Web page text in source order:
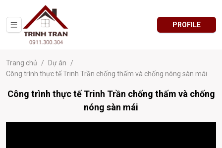
PROFILE
Trang chủ / Dự án
/
Công trình thực tế Trinh Trần chống thấm và chống nóng sàn mái
Công trình thực tế Trinh Trần chống thấm và chống
nóng sàn mái